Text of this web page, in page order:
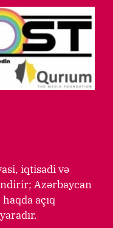
iqtisadi və
Azərbaycan
açıq